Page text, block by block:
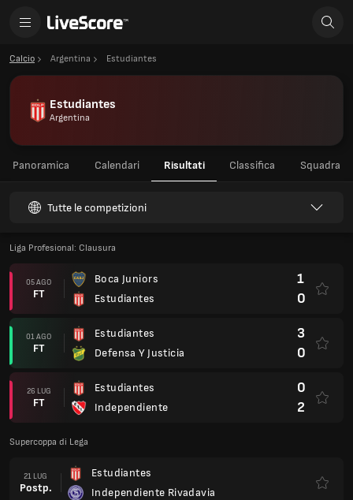
Calcio Argentina Estudiantes
Estudiantes
Argentina
Panoramica Calendari Risultati Classifica Squadra
Tutte le competizioni
Liga Profesional: Clausura
05 AGO
FT
Boca Juniors
Estudiantes
1
0
01 AGO
FT
Estudiantes
Defensa Y Justicia
3
0
26 LUG
FT
Estudiantes
Independiente
0
2
Supercoppa di Lega
21 LUG
Postp.
Estudiantes
Independiente Rivadavia